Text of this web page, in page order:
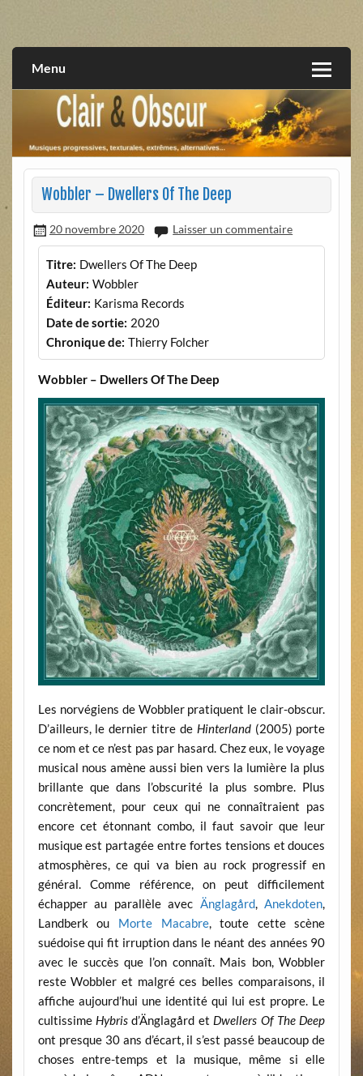
extrêmes, alternatives, texturales
Menu
Wobbler – Dwellers Of The Deep
20 novembre 2020 Laisser un commentaire
Titre: Dwellers Of The Deep
Auteur: Wobbler
Éditeur: Karisma Records
Date de sortie: 2020
Chronique de: Thierry Folcher
Wobbler – Dwellers Of The Deep
Les norvégiens de Wobbler pratiquent le clair-obscur.
D’ailleurs, le dernier titre de Hinterland (2005) porte
ce nom et ce n’est pas par hasard. Chez eux, le voyage
musical nous amène aussi bien vers la lumière la plus
brillante que dans l’obscurité la plus sombre. Plus
concrètement, pour ceux qui ne connaîtraient pas
encore cet étonnant combo, il faut savoir que leur
musique est partagée entre fortes tensions et douces
atmosphères, ce qui va bien au rock progressif en
général. Comme référence, on peut difficilement
échapper au parallèle avec Änglagård,Anekdoten,
Landberk ou Morte Macabre, toute cette scène
suédoise qui fit irruption dans le néant des années 90
avec le succès que l’on connaît. Mais bon, Wobbler
reste Wobbler et malgré ces belles comparaisons, il
affiche aujourd’hui une identité qui lui est propre. Le
cultissime Hybrisd’Änglagård et Dwellers Of The Deep
ont presque 30 ans d’écart, il s’est passé beaucoup de
choses entre-temps et la musique, même si elle